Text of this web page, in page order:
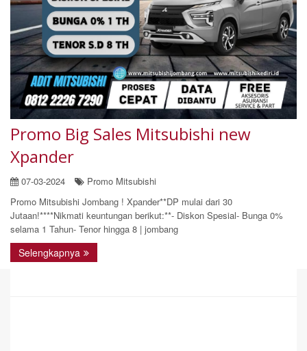
Promo Big Sales Mitsubishi new
Xpander
07-03-2024
Promo Mitsubishi
Promo Mitsubishi Jombang ! Xpander**DP mulai dari 30
Jutaan!****Nikmati keuntungan berikut:**- Diskon Spesial- Bunga 0%
selama 1 Tahun- Tenor hingga 8 | jombang
Selengkapnya